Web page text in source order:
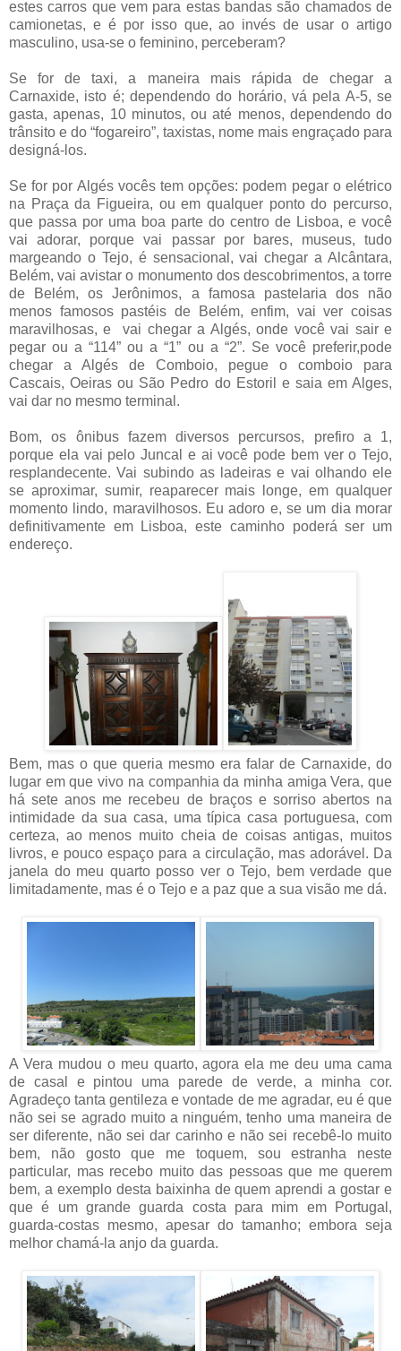
estes carros que vem para estas bandas são chamados de
camionetas, e é por isso que, ao invés de usar o artigo
masculino, usa-se o feminino, perceberam?
Se for de taxi, a maneira mais rápida de chegar a
Carnaxide, isto é; dependendo do horário, vá pela A-5, se
gasta, apenas, 10 minutos, ou até menos, dependendo do
trânsito e do “fogareiro”, taxistas, nome mais engraçado para
designá-los.
Se for por Algés vocês tem opções: podem pegar o elétrico
na Praça da Figueira, ou em qualquer ponto do percurso,
que passa por uma boa parte do centro de Lisboa, e você
vai adorar, porque vai passar por bares, museus, tudo
margeando o Tejo, é sensacional, vai chegar a Alcântara,
Belém, vai avistar o monumento dos descobrimentos, a torre
de Belém, os Jerônimos, a famosa pastelaria dos não
menos famosos pastéis de Belém, enfim, vai ver coisas
maravilhosas, e vai chegar a Algés, onde você vai sair e
pegar ou a “114” ou a “1” ou a “2”. Se você preferir,pode
chegar a Algés de Comboio, pegue o comboio para
Cascais, Oeiras ou São Pedro do Estoril e saia em Alges,
vai dar no mesmo terminal.
Bom, os ônibus fazem diversos percursos, prefiro a 1,
porque ela vai pelo Juncal e ai você pode bem ver o Tejo,
resplandecente. Vai subindo as ladeiras e vai olhando ele
se aproximar, sumir, reaparecer mais longe, em qualquer
momento lindo, maravilhosos. Eu adoro e, se um dia morar
definitivamente em Lisboa, este caminho poderá ser um
endereço.
Bem, mas o que queria mesmo era falar de Carnaxide, do
lugar em que vivo na companhia da minha amiga Vera, que
há sete anos me recebeu de braços e sorriso abertos na
intimidade da sua casa, uma típica casa portuguesa, com
certeza, ao menos muito cheia de coisas antigas, muitos
livros, e pouco espaço para a circulação, mas adorável. Da
janela do meu quarto posso ver o Tejo, bem verdade que
limitadamente, mas é o Tejo e a paz que a sua visão me dá.
A Vera mudou o meu quarto, agora ela me deu uma cama
de casal e pintou uma parede de verde, a minha cor.
Agradeço tanta gentileza e vontade de me agradar, eu é que
não sei se agrado muito a ninguém, tenho uma maneira de
ser diferente, não sei dar carinho e não sei recebê-lo muito
bem, não gosto que me toquem, sou estranha neste
particular, mas recebo muito das pessoas que me querem
bem, a exemplo desta baixinha de quem aprendi a gostar e
que é um grande guarda costa para mim em Portugal,
guarda-costas mesmo, apesar do tamanho; embora seja
melhor chamá-la anjo da guarda.